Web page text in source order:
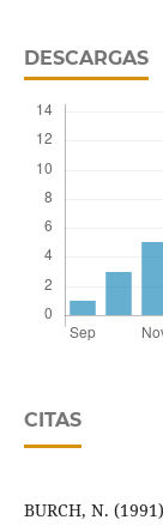
DESCARGAS
CITAS
BURCH, N.